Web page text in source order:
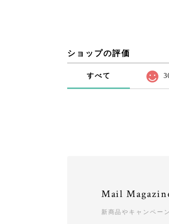
ショップの評価
すべて
Mail
新商品やキャンペー